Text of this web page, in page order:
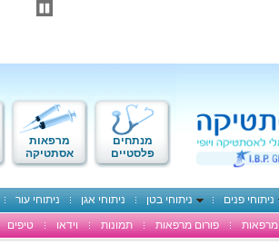
מנתחים
פלסטיים
מרפאות
אסתטיקה
ניתוחי פנים ניתוחי בטן ניתוחי אגן ניתוחי עור
מרפאות פורום מרפאות תמונות וידאו טיפים